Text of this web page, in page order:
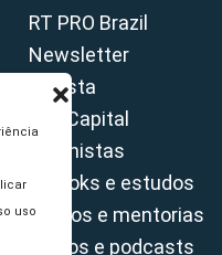
uso
RT PRO Brazil
Newsletter
Revista
Tax Capital
Colunistas
E-books e estudos
Cursos e mentorias
Vídeos e podcasts